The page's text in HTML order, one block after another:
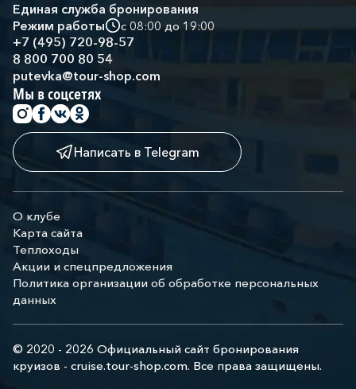
Единая служба бронирования
Режим работы
с 08:00 до 19:00
+7 (495) 720-98-57
8 800 700 80 54
putevka@tour-shop.com
Мы в соцсетях
Написать в Telegram
О клубе
Карта сайта
Теплоходы
Акции и спецпредложения
Политика организации об обработке персональных
данных
© 2020 - 2026 Официальный сайт бронирования
круизов - cruise.tour-shop.com. Все права защищены.